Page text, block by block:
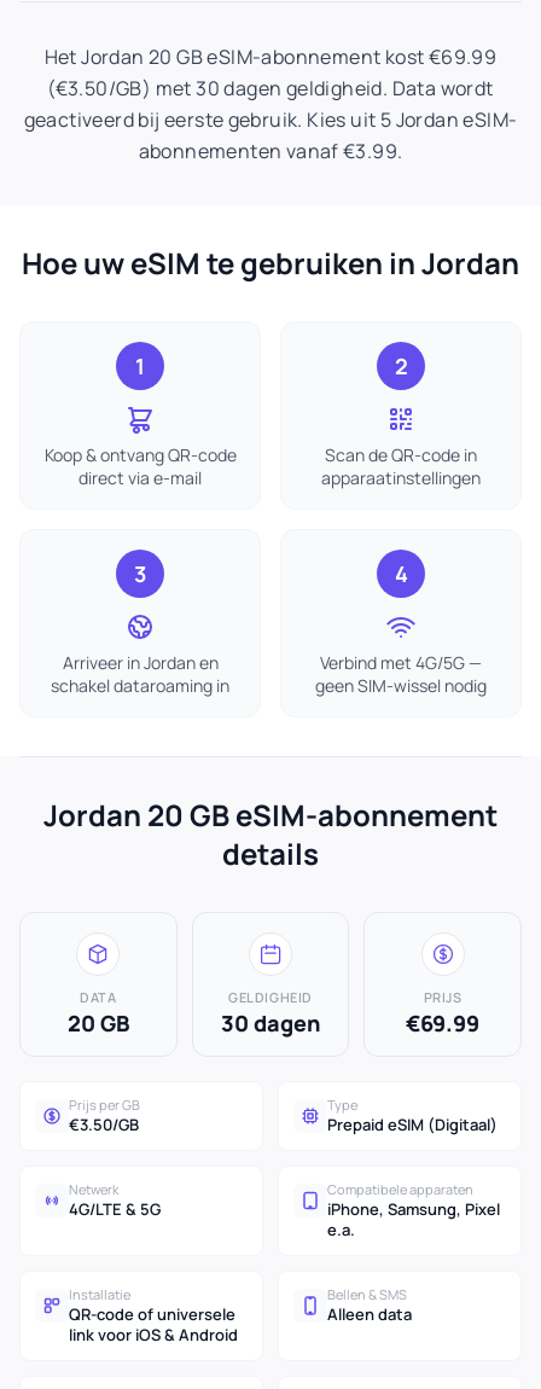
Het Jordan 20 GB eSIM-abonnement kost €69.99
(€3.50/GB) met 30 dagen geldigheid. Data wordt
geactiveerd bij eerste gebruik. Kies uit 5 Jordan eSIM-
abonnementen vanaf €3.99.
Hoe uw eSIM te gebruiken in Jordan
1
Koop & ontvang QR-code
direct via e-mail
2
Scan de QR-code in
apparaatinstellingen
3
Arriveer in Jordan en
schakel dataroaming in
4
Verbind met 4G/5G —
geen SIM-wissel nodig
Jordan 20 GB eSIM-abonnement
details
DATA
20 GB
GELDIGHEID
30 dagen
PRIJS
€69.99
Prijs per GB
€3.50/GB
Type
Prepaid eSIM (Digitaal)
Netwerk
4G/LTE & 5G
Compatibele apparaten
iPhone, Samsung, Pixel
e.a.
Installatie
QR-code of universele
link voor iOS & Android
Bellen & SMS
Alleen data